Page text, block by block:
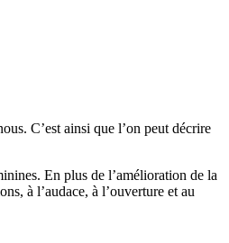
C’est ainsi que l’on peut décrire
En plus de l’amélioration de la
à l’audace, à l’ouverture et au